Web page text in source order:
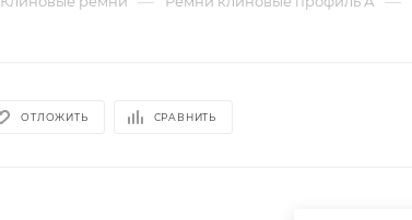
ОТЛОЖИТЬ СРАВНИТЬ